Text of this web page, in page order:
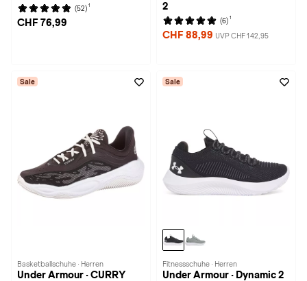
(52) 1
CHF 76,99
2
(6) 1
CHF 88,99 UVP CHF 142,95
Sale
Basketballschuhe · Herren
Under Armour · CURRY
Sale
Fitnessschuhe · Herren
Under Armour · Dynamic 2